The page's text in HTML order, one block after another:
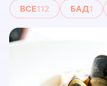
ВСЕ112 БАД1